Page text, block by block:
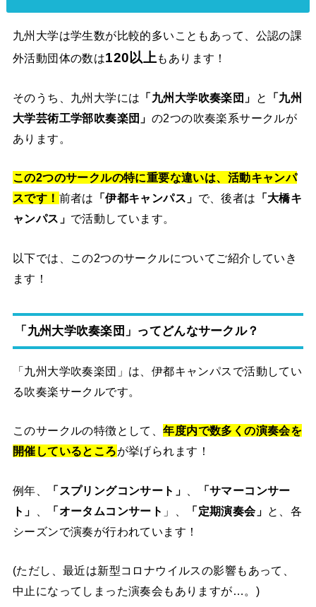
九州大学は学生数が比較的多いこともあって、公認の課
外活動団体の数は120以上もあります！
そのうち、九州大学には 「九州大学吹奏楽団」 と
「九州
大学芸術工学部吹奏楽団」 の2つの吹奏楽系サークルが
あります。
この2つのサークルの特に重要な違いは、活動キャンパ
スです！ 前者は 「伊都キャンパス」 で、後者は 「大橋キ
ャンパス」 で活動しています。
以下では、この2つのサークルについてご紹介していき
ます！
「九州大学吹奏楽団」ってどんなサークル？
「九州大学吹奏楽団」は、伊都キャンパスで活動してい
る吹奏楽サークルです。
このサークルの特徴として、年度内で数多くの演奏会を
開催しているところが挙げられます！
例年、 「スプリングコンサート」
「サマーコンサー
ト」
「オータムコンサート 」、 「定期演奏会」 と、各
シーズンで演奏が行われています！
(ただし、最近は新型コロナウイルスの影響もあって、
中止になってしまった演奏会もありますが…。)